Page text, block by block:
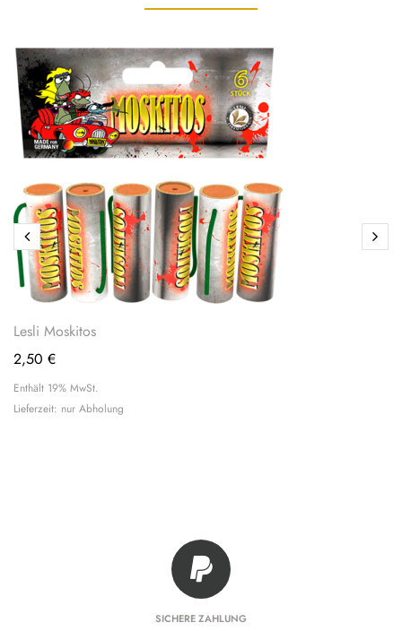
Lesli Moskitos
2,50 €
Enthält 19% MwSt.
Lieferzeit: nur Abholung
SICHERE ZAHLUNG